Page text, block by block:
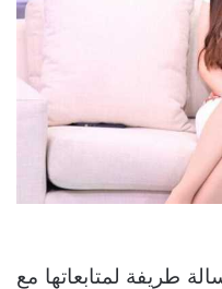
طريفة لمتابعاتها مع